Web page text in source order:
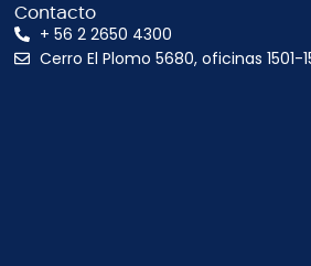
Contacto
+ 56 2 2650 4300
Cerro El Plomo 5680, oficinas 1501-